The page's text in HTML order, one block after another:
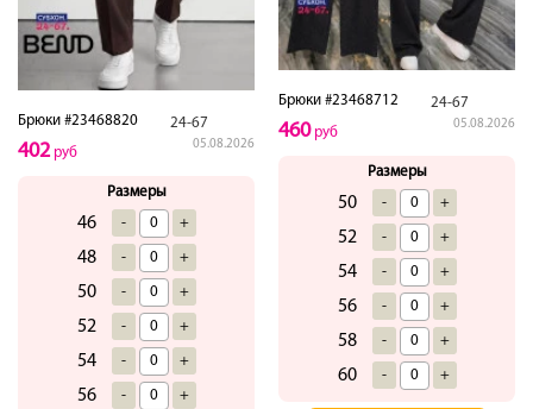
Брюки #23468820 24-67
05.08.2026
402руб
Размеры
46 - +
48 - +
50 - +
52 - +
54 - +
56 - +
Брюки #23468712 24-67
05.08.2026
460руб
Размеры
50 - +
52 - +
54 - +
56 - +
58 - +
60 - +